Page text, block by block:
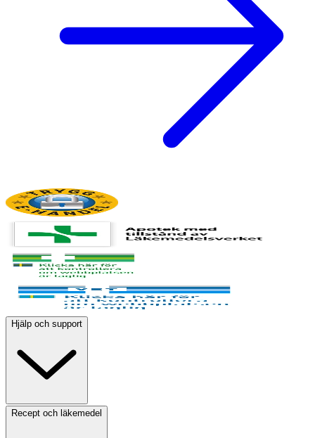
Hjälp och support
Recept och läkemedel